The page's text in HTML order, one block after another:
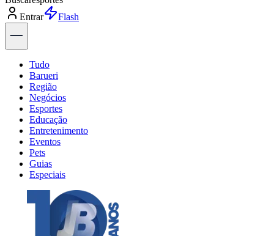
Entrar
Tudo
Barueri
Região
Negócios
Esportes
Educação
Entretenimento
Eventos
Pets
Guias
Especiais
Explore Tudo
Últimas Notícias
Previsão do Tempo
Trânsito e Rotas